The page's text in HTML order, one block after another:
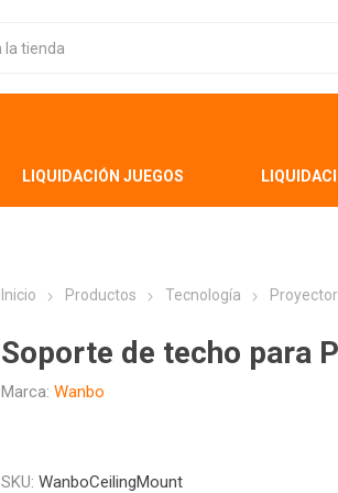
LIQUIDACIÓN JUEGOS
Inicio Productos Tecnología
Soporte de techo para
Marca: Wanbo
SKU: WanboCeilingMount